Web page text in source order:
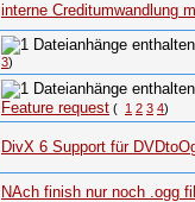
interne Creditumwandlung
3)
Feature request ( 1 2 3 4)
DivX 6 Support für
NAch finish nur noch .ogg